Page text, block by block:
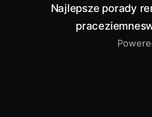
Najlepsze porady